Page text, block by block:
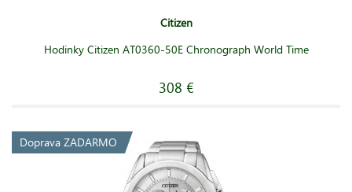
Citizen
Hodinky Citizen AT0360-50E Chronograph World Time
308 €
Doprava ZADARMO